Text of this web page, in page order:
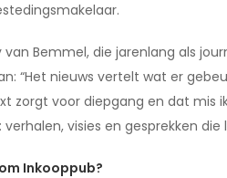
van Bemmel, die jarenlang als
“Het nieuws vertelt wat er
zorgt voor diepgang en dat mis
verhalen, visies en gesprekken
Inkooppub?